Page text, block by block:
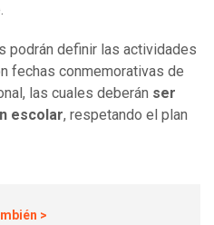
podrán definir las actividades
fechas conmemorativas de
las cuales deberán ser
escolar, respetando el plan
>